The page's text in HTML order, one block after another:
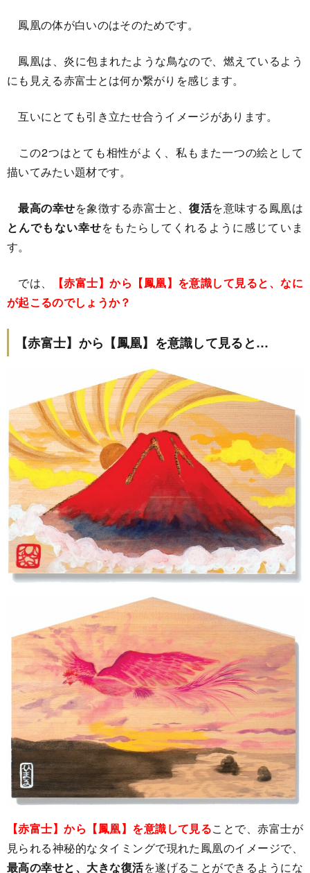
鳳凰の体が白いのはそのためです。
鳳凰は、炎に包まれたような鳥なので、燃えているよう
にも見える赤富士とは何か繋がりを感じます。
互いにとても引き立たせ合うイメージがあります。
この2つはとても相性がよく、私もまた一つの絵として
描いてみたい題材です。
最高の幸せを象徴する赤富士と、復活を意味する鳳凰は
とんでもない幸せをもたらしてくれるように感じていま
す。
では、
【赤富士】から【鳳凰】を意識して見ると、なに
が起こるのでしょうか？
【赤富士】から【鳳凰】を意識して見ると…
【赤富士】から【鳳凰】を意識して見ることで、赤富士が
見られる神秘的なタイミングで現れた鳳凰のイメージで、
最高の幸せと、大きな復活を遂げることができるようにな